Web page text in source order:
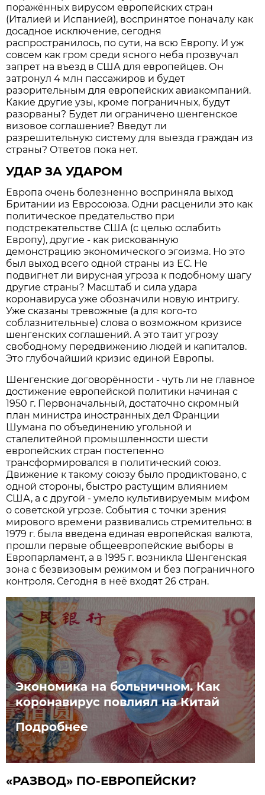
поражённых вирусом европейских стран
(Италией и Испанией), воспринятое поначалу как
досадное исключение, сегодня
распространилось, по сути, на всю Европу. И уж
совсем как гром среди ясного неба прозвучал
запрет на въезд в США для европейцев. Он
затронул 4 млн пассажиров и будет
разорительным для европейских авиакомпаний.
Какие другие узы, кроме пограничных, будут
разорваны? Будет ли ограничено шенгенское
визовое соглашение? Введут ли
разрешительную систему для выезда граждан из
страны? Ответов пока нет.
УДАР ЗА УДАРОМ
Европа очень болезненно восприняла выход
Британии из Евросоюза. Одни расценили это как
политическое предательство при
подстрекательстве США (с целью ослабить
Европу), другие - как рискованную
демонстрацию экономического эгоизма. Но это
был выход всего одной страны из ЕС. Не
подвигнет ли вирусная угроза к подобному шагу
другие страны? Масштаб и сила удара
коронавируса уже обозначили новую интригу.
Уже сказаны тревожные (а для кого-то
соблазнительные) слова о возможном кризисе
шенгенских соглашений. А это таит угрозу
свободному передвижению людей и капиталов.
Это глубочайший кризис единой Европы.
Шенгенские договорённости - чуть ли не главное
достижение европейской политики начиная с
1950 г. Первоначальный, достаточно скромный
план министра иностранных дел Франции
Шумана по объединению угольной и
сталелитейной промышленности шести
европейских стран постепенно
трансформировался в политический союз.
Движение к такому союзу было продиктовано, с
одной стороны, быстро растущим влиянием
США, а с другой - умело культивируемым мифом
о советской угрозе. События с точки зрения
мирового времени развивались стремительно: в
1979 г. была введена единая европейская валюта,
прошли первые общеевропейские выборы в
Европарламент, а в 1995 г. возникла Шенгенская
зона с безвизовым режимом и без пограничного
контроля. Сегодня в неё входят 26 стран.
Экономика на больничном. Как
коронавирус повлиял на Китай
Подробнее
«РАЗВОД» ПО-ЕВРОПЕЙСКИ?